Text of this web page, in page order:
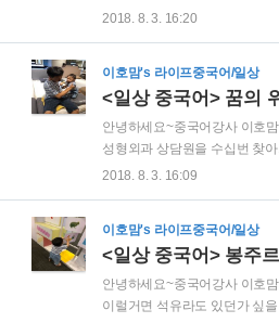
고보니..
코트로 갔어요~평소에 허세라
때 진짜 아들키우는 기분1) 기
고해서 사줬더니망고나 블루
라고 고집고집~(이럴때 진짜
guā 씨 꽈과일쥬스 果汁 guǒ
2018. 8. 3. 16:20
이호맘's 라이프중국어/일상
안녕하세요~중국어강사 이호
성형외과 상담원을 수십번 찾
편은 그것 못지않게템퍼 매트
가 화장품 매장 둘러볼때도 그
매트리스 床垫 chuáng diàn 츨
라우드, 센세이션세종류로 나
공간을 든든하게 채워주는 강
2018. 8. 3. 16:09
이호맘's 라이프중국어/일상
안녕하세요~중국어강사 이호
이럴거면 석유라도 있던가 싶